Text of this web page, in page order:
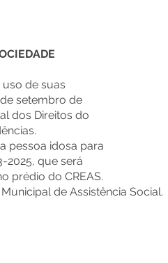
de suas
setembro de
dos Direitos do
pessoa idosa para
2025, que será
prédio do CREAS.
de Assistência Social.